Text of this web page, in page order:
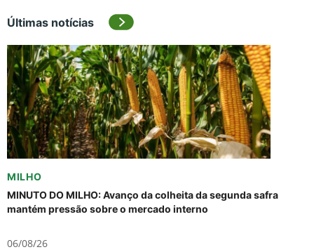
Últimas notícias
MILHO
MINUTO DO MILHO: Avanço da colheita da segunda safra
mantém pressão sobre o mercado interno
06/08/26